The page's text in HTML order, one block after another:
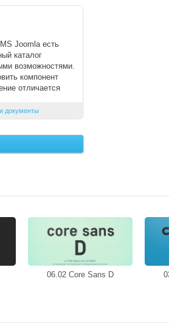
Joomla есть
каталог
возможностями.
компонент
отличается
документы
06.02 Core Sans D